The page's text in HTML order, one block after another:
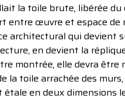
la toile brute, libérée du
entre œuvre et espace
architectural qui devient
en devient la
montrée, elle devra être
la toile arrachée des
en deux dimensions